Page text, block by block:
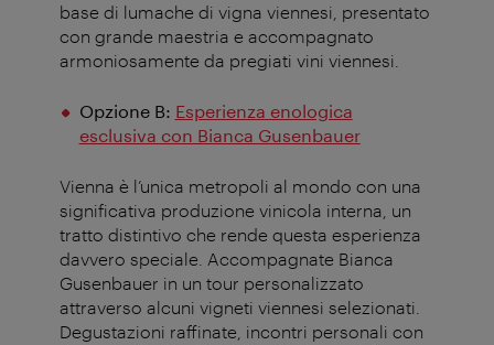
base di lumache di vigna viennesi, presentato
con grande maestria e accompagnato
armoniosamente da pregiati vini viennesi.
Opzione B: Esperienza enologica
esclusiva con Bianca Gusenbauer
Vienna è l’unica metropoli al mondo con una
significativa produzione vinicola interna, un
tratto distintivo che rende questa esperienza
davvero speciale. Accompagnate Bianca
Gusenbauer in un tour personalizzato
attraverso alcuni vigneti viennesi selezionati.
Degustazioni raffinate, incontri personali con